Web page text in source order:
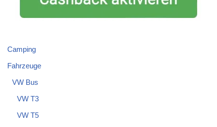
Camping
Fahrzeuge
VW Bus
VW T3
VW T5